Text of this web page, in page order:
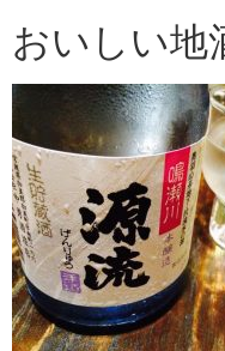
おいしい地